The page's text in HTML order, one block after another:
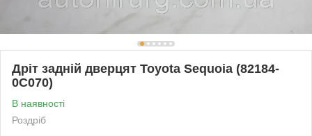
Дріт задній дверцят Toyota Sequoia (82184-
0C070)
В наявності
Роздріб